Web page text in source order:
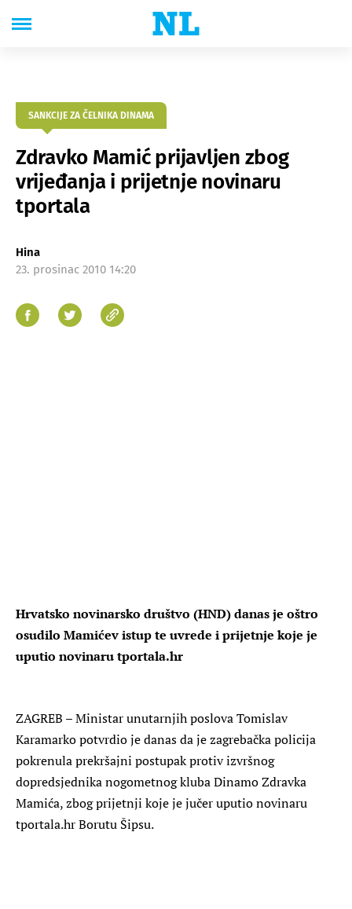
SANKCIJE ZA ČELNIKA DINAMA
Zdravko Mamić prijavljen zbog
vrijeđanja i prijetnje novinaru
tportala
Hina
23. prosinac 2010 14:20
Hrvatsko novinarsko društvo (HND) danas je oštro
osudilo Mamićev istup te uvrede i prijetnje koje je
uputio novinaru tportala.hr
ZAGREB – Ministar unutarnjih poslova Tomislav
Karamarko potvrdio je danas da je zagrebačka policija
pokrenula prekršajni postupak protiv izvršnog
dopredsjednika nogometnog kluba Dinamo Zdravka
Mamića, zbog prijetnji koje je jučer uputio novinaru
tportala.hr Borutu Šipsu.